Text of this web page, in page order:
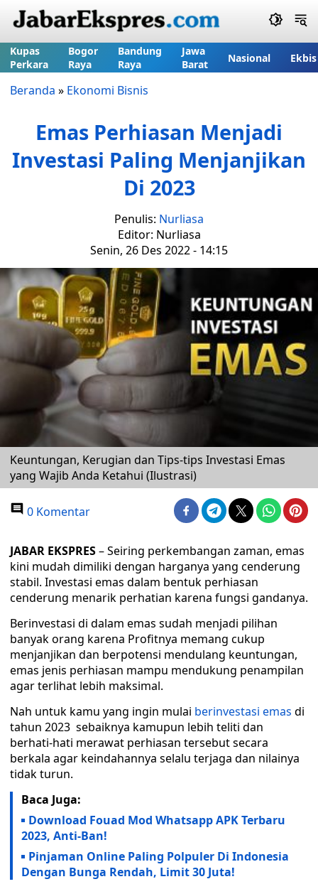
Kupas
Perkara
Bogor
Raya
Bandung
Raya
Jawa
Barat
Nasional Ekbis
Beranda » Ekonomi Bisnis
Emas Perhiasan Menjadi
Investasi Paling Menjanjikan
Di 2023
Penulis: Nurliasa
Editor: Nurliasa
Senin, 26 Des 2022 - 14:15
Keuntungan, Kerugian dan Tips-tips Investasi Emas
yang Wajib Anda Ketahui (Ilustrasi)
0 Komentar
JABAR EKSPRES– Seiring perkembangan zaman, emas
kini mudah dimiliki dengan harganya yang cenderung
stabil. Investasi emas dalam bentuk perhiasan
cenderung menarik perhatian karena fungsi gandanya.
Berinvestasi di dalam emas sudah menjadi pilihan
banyak orang karena Profitnya memang cukup
menjanjikan dan berpotensi mendulang keuntungan,
emas jenis perhiasan mampu mendukung penampilan
agar terlihat lebih maksimal.
Nah untuk kamu yang ingin mulai berinvestasi emas di
tahun 2023 sebaiknya kamupun lebih teliti dan
berhati-hati merawat perhiasan tersebut secara
berkala agar keindahannya selalu terjaga dan nilainya
tidak turun.
Baca Juga:
Download Fouad Mod Whatsapp APK Terbaru
2023, Anti-Ban!
Pinjaman Online Paling Polpuler Di Indonesia
Dengan Bunga Rendah, Limit 30 Juta!